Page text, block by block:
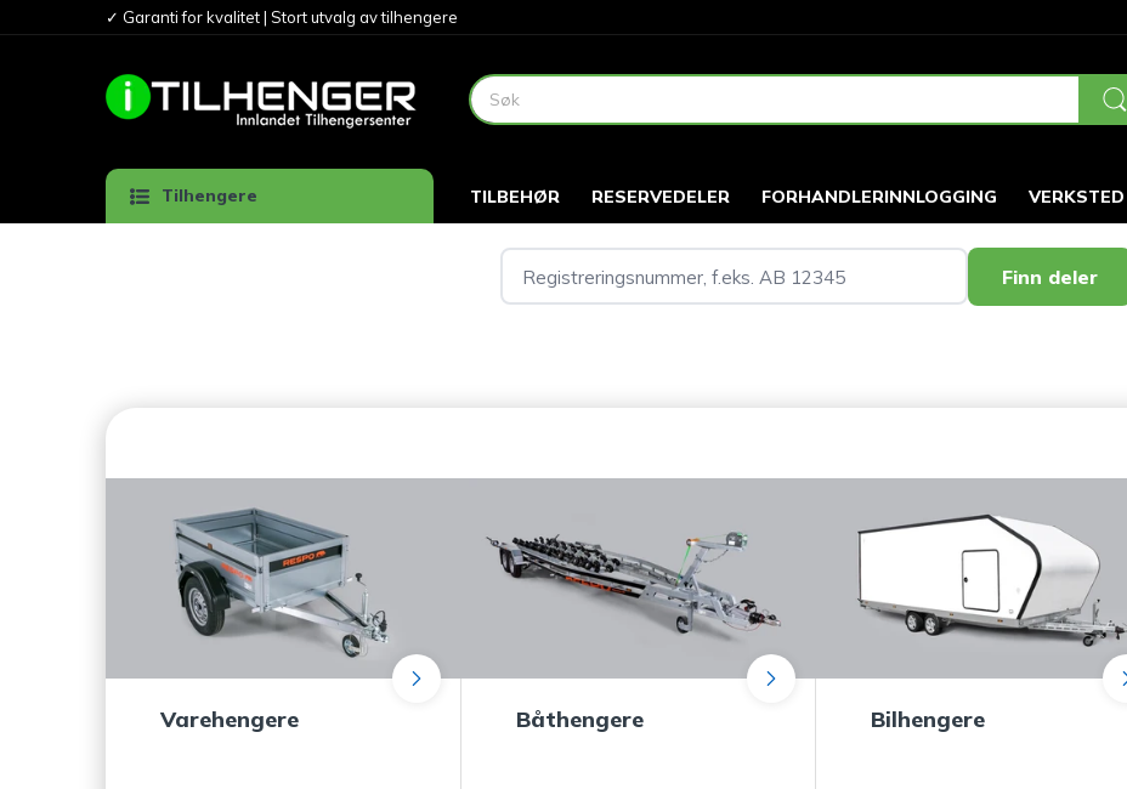
✓ Garanti for kvalitet | Stort utvalg av tilhengere
Tilhengere TILBEHØR RESERVEDELER FORHANDLERINNLOGGING VERKSTED
Finn deler
Varehengere Båthengere Bilhengere